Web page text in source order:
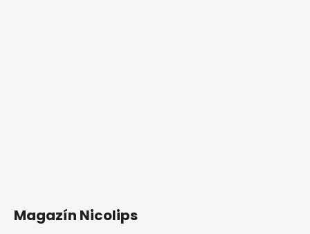
Magazín Nicolips